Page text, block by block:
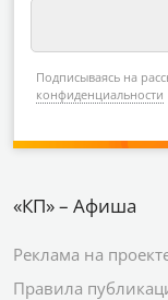
Подписываясь на
конфиденциальности
«КП» – Афиша
Реклама на
Правила